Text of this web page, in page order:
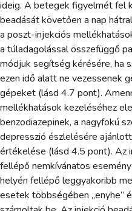
ideig. A betegek figyelmét fel
beadását követően a nap
a poszt-injekciós
a túladagolással összefüggő
módjuk segítség kérésére, ha
ezen idő alatt ne vezessenek
gépeket (lásd 4.7 pont).
mellékhatások kezeléséhez
benzodiazepinek, a nagyfokú
depresszió észlelésére
értékelése (lásd 4.5 pont). Az
fellépő nemkívánatos
helyén fellépő leggyakoribb
esetek többségében „enyhe”